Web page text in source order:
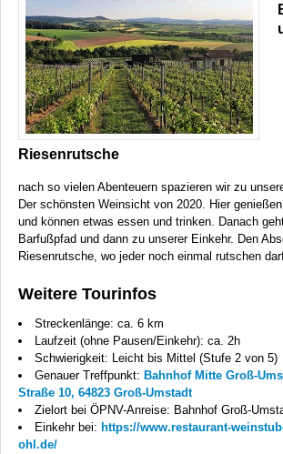
Riesenrutsche
nach so vielen Abenteuern spazieren wir zu
Der schönsten Weinsicht von 2020. Hier
und können etwas essen und trinken. Danach
Barfußpfad und dann zu unserer Einkehr. Den
Riesenrutsche, wo jeder noch einmal rutschen
Weitere Tourinfos
Streckenlänge: ca. 6 km
Laufzeit (ohne Pausen/Einkehr): ca. 2h
Schwierigkeit: Leicht bis Mittel (Stufe 2 von 5)
Genauer Treffpunkt: Bahnhof Mitte Groß-
Straße 10, 64823 Groß-Umstadt
Zielort bei ÖPNV-Anreise: Bahnhof Groß-
Einkehr bei: https://www.restaurant-
ohl.de/